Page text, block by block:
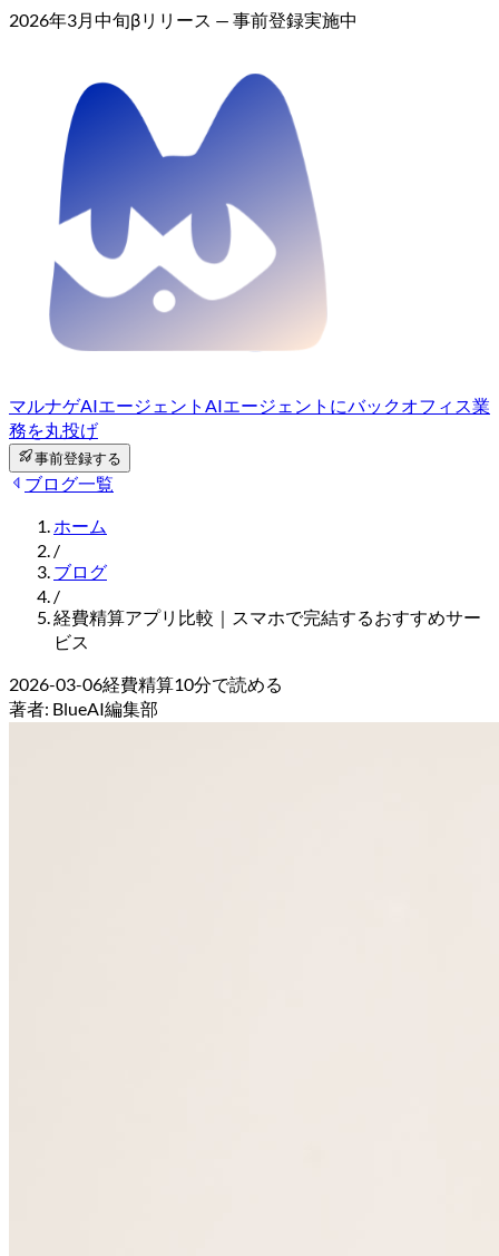
2026年3月中旬βリリース — 事前登録実施中
マルナゲAIエージェント AIエージェントにバックオフィス業
務を丸投げ
事前登録する
ブログ一覧
ホーム
/
ブログ
/
経費精算アプリ比較｜スマホで完結するおすすめサー
ビス
2026-03-06経費精算10分で読める
著者: BlueAI編集部